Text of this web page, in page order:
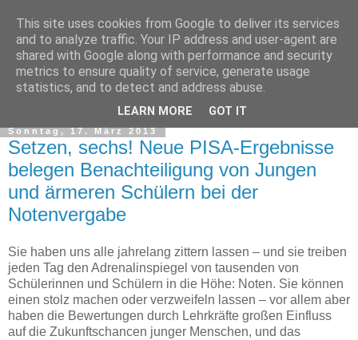
Sonntag, 17. März 2013
Setzen, sechs! Neue PISA-Ergebnisse
belegen Benachteiligung von Jungen
und ärmeren Schülern bei der
Notenvergabe
Sie haben uns alle jahrelang zittern lassen – und sie treiben
jeden Tag den Adrenalinspiegel von tausenden von
Schülerinnen und Schülern in die Höhe: Noten. Sie können
einen stolz machen oder verzweifeln lassen – vor allem aber
haben die Bewertungen durch Lehrkräfte großen Einfluss
auf die Zukunftschancen junger Menschen, und das
This site uses cookies from Google to deliver its services
and to analyze traffic. Your IP address and user-agent are
shared with Google along with performance and security
metrics to ensure quality of service, generate usage
statistics, and to detect and address abuse.
LEARN MORE GOT IT